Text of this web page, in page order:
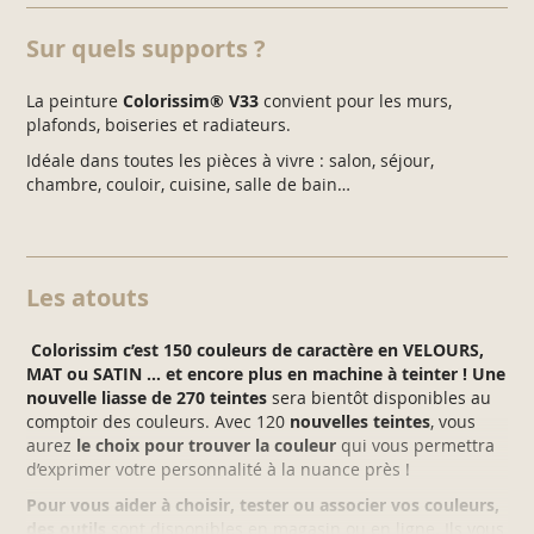
Sur quels supports ?
La peinture Colorissim® V33 convient pour les murs,
plafonds, boiseries et radiateurs.
Idéale dans toutes les pièces à vivre : salon, séjour,
chambre, couloir, cuisine, salle de bain…
Les atouts
Colorissim c’est 150 couleurs de caractère en VELOURS,
MAT ou SATIN … et encore plus en machine à teinter ! Une
nouvelle liasse de 270 teintes sera bientôt disponibles au
comptoir des couleurs. Avec 120 nouvelles teintes, vous
aurez le choix pour trouver la couleur qui vous permettra
d’exprimer votre personnalité à la nuance près !
Pour vous aider à choisir, tester ou associer vos couleurs,